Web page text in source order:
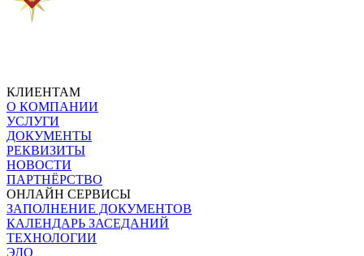
КЛИЕНТАМ
О КОМПАНИИ
УСЛУГИ
ДОКУМЕНТЫ
РЕКВИЗИТЫ
НОВОСТИ
ПАРТНЁРСТВО
ОНЛАЙН СЕРВИСЫ
ЗАПОЛНЕНИЕ ДОКУМЕНТОВ
КАЛЕНДАРЬ ЗАСЕДАНИЙ
ТЕХНОЛОГИИ
ЭДО